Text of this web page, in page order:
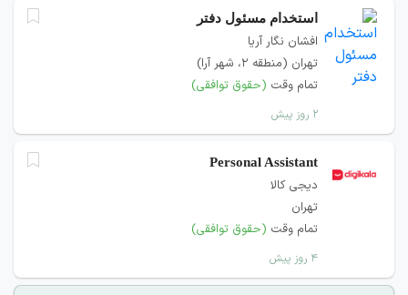
استخدام مسئول دفتر
افشان نگار آريا
تهران (منطقه ۲، شهر آرا)
تمام وقت (حقوق توافقی)
۲ روز پیش
Personal Assistant
دیجی کالا
تهران
تمام وقت (حقوق توافقی)
۴ روز پیش